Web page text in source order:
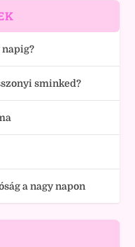
napig?
sminked?
a nagy napon